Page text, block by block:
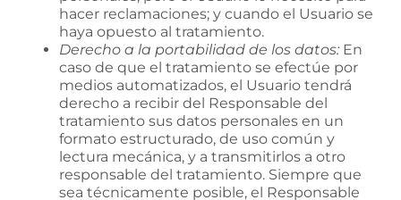
hacer reclamaciones; y cuando el Usuario se
haya opuesto al tratamiento.
Derecho a la portabilidad de los datos: En
caso de que el tratamiento se efectúe por
medios automatizados, el Usuario tendrá
derecho a recibir del Responsable del
tratamiento sus datos personales en un
formato estructurado, de uso común y
lectura mecánica, y a transmitirlos a otro
responsable del tratamiento. Siempre que
sea técnicamente posible, el Responsable